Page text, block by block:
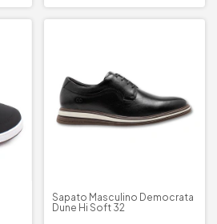
Sapato Masculino Democrata
Dune Hi Soft 32